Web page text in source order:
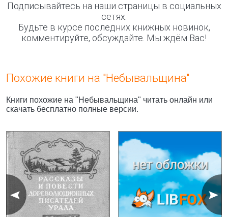
Подписывайтесь на наши страницы в социальных
сетях.
Будьте в курсе последних книжных новинок,
комментируйте, обсуждайте. Мы ждём Вас!
Похожие книги на "Небывальщина"
Книги похожие на "Небывальщина" читать онлайн или
скачать бесплатно полные версии.